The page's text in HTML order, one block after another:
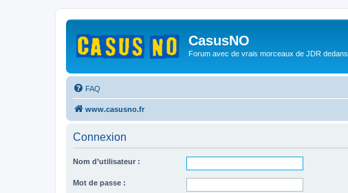
CasusNO
Forum avec de vrais morceaux de JDR dedans.
FAQ
www.casusno.fr
Connexion
Nom d’utilisateur :
Mot de passe :